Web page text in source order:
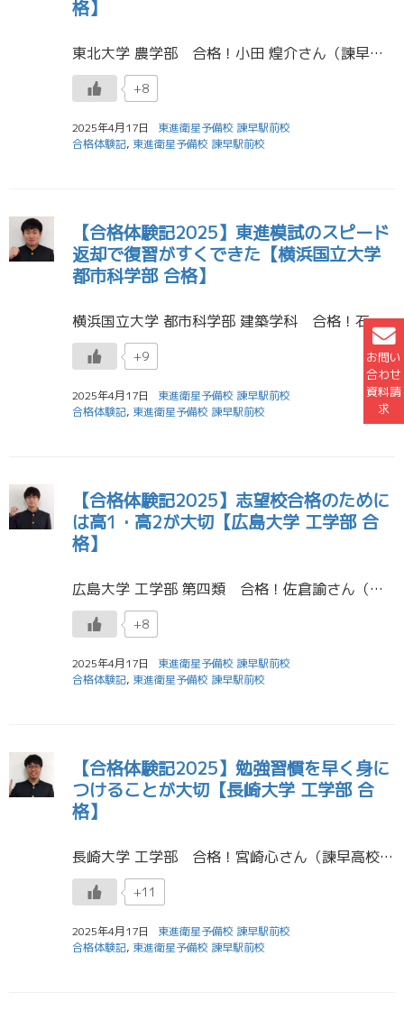
お問い
合わせ
資料請
求
格】
東北大学 農学部 合格！小田 煌介さん（諫早高校） 東進で学んでよかったと感じたことは一緒に学ぶ仲間がいたことです。周囲の人たちのおかげで受験に対する心構え、受験情報など様々な事を得ることができました。それに苦しいなか一 […]
+8
2025年4月17日
東進衛星予備校 諫早駅前校
合格体験記, 東進衛星予備校 諫早駅前校
【合格体験記2025】東進模試のスピード
返却で復習がすくできた【横浜国立大学
都市科学部 合格】
横浜国立大学 都市科学部 建築学科 合格！石塚 陽さん（諫早高校） 私は高校２年生の３月に東進に入塾しました。それまで塾に通ったことがなく、家で頑張るべきか塾に通うかかなり迷いましたが、志が高い仲間たちと互いに高め合える […]
+9
2025年4月17日
東進衛星予備校 諫早駅前校
合格体験記, 東進衛星予備校 諫早駅前校
【合格体験記2025】志望校合格のために
は高1・高2が大切【広島大学 工学部 合
格】
広島大学 工学部 第四類 合格！佐倉諭さん（諫早高校） 地元ではいいと言われる高校に入学した当時の私は、その時点でいい大学に行けると勘違いしていました。 実際模試を受けると志望大学に合格するには程遠い成績でした。けれど、 […]
+8
2025年4月17日
東進衛星予備校 諫早駅前校
合格体験記, 東進衛星予備校 諫早駅前校
【合格体験記2025】勉強習慣を早く身に
つけることが大切【長崎大学 工学部 合
格】
長崎大学 工学部 合格！宮崎心さん（諫早高校） 受験生活を振り返り、学んだことはいかに勉強習慣を早く身につけることができていたかが重要だったということです。 自分は2年の終わりまでほぼ家では勉強する事がなかったので東進に […]
+11
2025年4月17日
東進衛星予備校 諫早駅前校
合格体験記, 東進衛星予備校 諫早駅前校